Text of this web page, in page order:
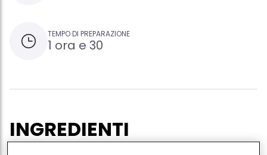
TEMPO DI PREPARAZIONE
1 ora e 30
INGREDIENTI